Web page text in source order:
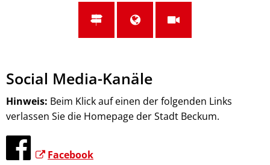
Social
Media-
Kanäle
Social Media-Kanäle
Hinweis: Beim Klick auf einen der folgenden Links
verlassen Sie die Homepage der Stadt Beckum.
Facebook